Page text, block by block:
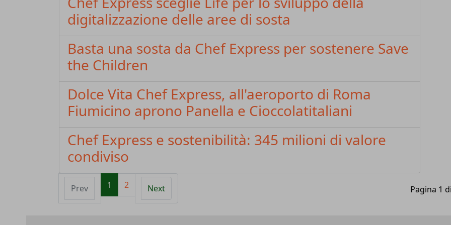
digitalizzazione delle aree di sosta
Basta una sosta da Chef Express per sostenere Save
the Children
Dolce Vita Chef Express, all'aeroporto di Roma
Fiumicino aprono Panella e Cioccolatitaliani
Chef Express e sostenibilità: 345 milioni di valore
condiviso
Pagina 1
Prev 1 2 Next